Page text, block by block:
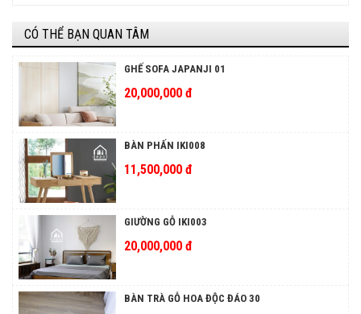
CÓ THỂ BẠN QUAN TÂM
GHẾ SOFA JAPANJI 01
20,000,000 đ
BÀN PHẤN IKI008
11,500,000 đ
GIƯỜNG GỖ IKI003
20,000,000 đ
BÀN TRÀ GỖ HOA ĐỘC ĐÁO 30